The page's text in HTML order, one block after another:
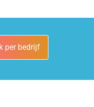
per bedrijf